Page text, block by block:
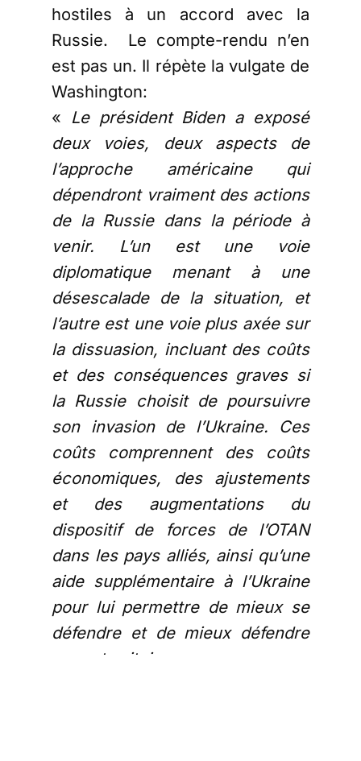
hostiles à un accord avec la
Russie. Le compte-rendu n’en
est pas un. Il répète la vulgate de
Washington:
« Le président Biden a exposé
deux voies, deux aspects de
l’approche américaine qui
dépendront vraiment des actions
de la Russie dans la période à
venir. L’un est une voie
diplomatique menant à une
désescalade de la situation, et
l’autre est une voie plus axée sur
la dissuasion, incluant des coûts
et des conséquences graves si
la Russie choisit de poursuivre
son invasion de l’Ukraine. Ces
coûts comprennent des coûts
économiques, des ajustements
et des augmentations du
dispositif de forces de l’OTAN
dans les pays alliés, ainsi qu’une
aide supplémentaire à l’Ukraine
pour lui permettre de mieux se
défendre et de mieux défendre
son territoire, comme nous